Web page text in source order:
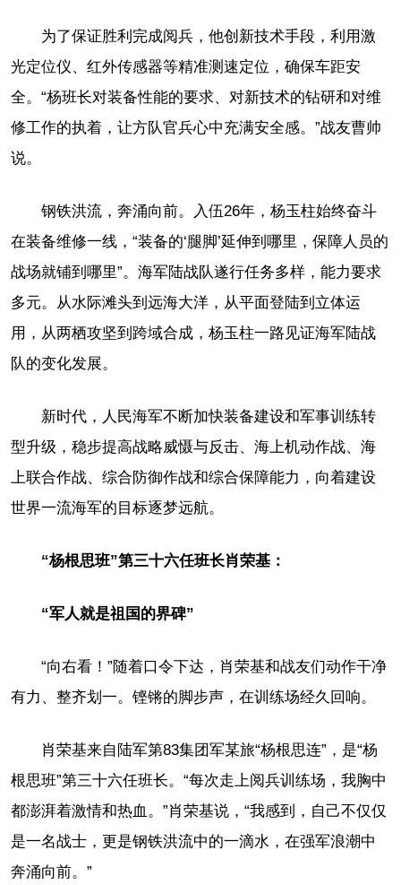
为了保证胜利完成阅兵，他创新技术手段，利用激
光定位仪、红外传感器等精准测速定位，确保车距安
全。“杨班长对装备性能的要求、对新技术的钻研和对维
修工作的执着，让方队官兵心中充满安全感。”战友曹帅
说。
钢铁洪流，奔涌向前。入伍26年，杨玉柱始终奋斗
在装备维修一线，“装备的‘腿脚’延伸到哪里，保障人员的
战场就铺到哪里”。海军陆战队遂行任务多样，能力要求
多元。从水际滩头到远海大洋，从平面登陆到立体运
用，从两栖攻坚到跨域合成，杨玉柱一路见证海军陆战
队的变化发展。
新时代，人民海军不断加快装备建设和军事训练转
型升级，稳步提高战略威慑与反击、海上机动作战、海
上联合作战、综合防御作战和综合保障能力，向着建设
世界一流海军的目标逐梦远航。
“杨根思班”第三十六任班长肖荣基：
“军人就是祖国的界碑”
“向右看！”随着口令下达，肖荣基和战友们动作干净
有力、整齐划一。铿锵的脚步声，在训练场经久回响。
肖荣基来自陆军第83集团军某旅“杨根思连”，是“杨
根思班”第三十六任班长。“每次走上阅兵训练场，我胸中
都澎湃着激情和热血。”肖荣基说，“我感到，自己不仅仅
是一名战士，更是钢铁洪流中的一滴水，在强军浪潮中
奔涌向前。”